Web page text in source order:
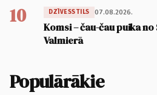
10 DZĪVESSTILS 07.08.2026.
Komsi – čau-čau puika
Valmierā
Populārākie